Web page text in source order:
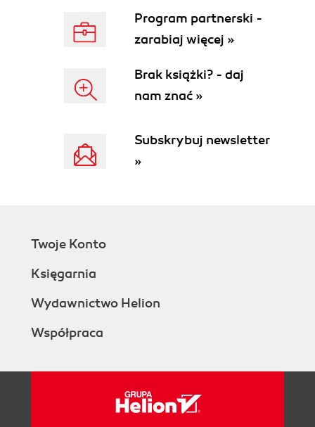
Where Data Is Created
Operational versus Analytical Sources
Curating Data Sources
Data Products
Types of Analytical Output
communications
Basic data visualizations/analysis
Importance of Iteration
What Skills?
Understanding outputs
3. The Building Blocks of a Data Analysis System
Data Extraction and Acquisition
Program partnerski -
zarabiaj więcej »
Brak książki? - daj
nam znać »
Subskrybuj newsletter
»
Twoje Konto
Księgarnia
Wydawnictwo Helion
Współpraca